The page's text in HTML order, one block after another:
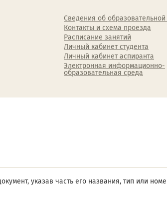
Сведения об
Контакты и схема проезда
Расписание занятий
Личный кабинет студента
Личный кабинет аспиранта
Электронная информационно-
образовательная среда
указав часть его названия, тип или